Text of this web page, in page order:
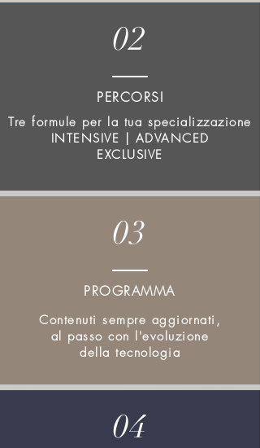
02
PERCORSI
Tre formule per la tua specializzazione
INTENSIVE | ADVANCED
EXCLUSIVE
03
PROGRAMMA
Contenuti sempre aggiornati,
al passo con l'evoluzione
della tecnologia
04